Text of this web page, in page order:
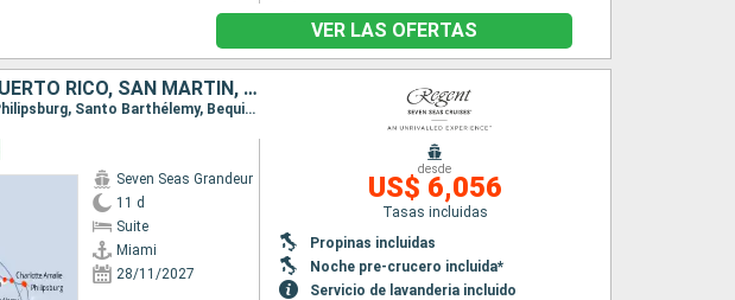
VER LAS OFERTAS
ESTADOS UNIDOS, REPÚBLICA DOMINICANA, PUERTO RICO, SAN MARTÍN, FRANCIA, SAN VINCENT Y LAS GRANADINAS
Itinerario : Miami, Puerto Plata, San Juan, Charlotte Amalie, Philipsburg, Santo Barthélemy, Bequia, Miami
Seven Seas Grandeur
11 d
Suite
Miami
28/11/2027
desde
US$ 6,056
Tasas incluidas
Propinas incluidas
Noche pre-crucero incluida*
Servicio de lavanderia incluido